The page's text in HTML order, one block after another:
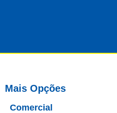
Mais Opções
Comercial